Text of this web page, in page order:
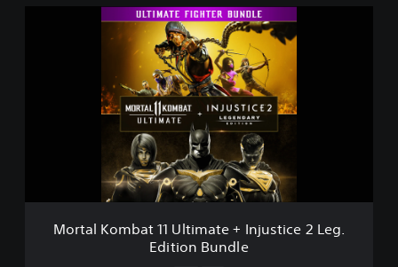
t
Mortal Kombat 11 Ultimate + Injustice 2 Leg.
Edition Bundle